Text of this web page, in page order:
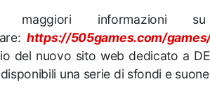
maggiori informazioni
https://505games.com/
del nuovo sito web dedicato a
una serie di sfondi e